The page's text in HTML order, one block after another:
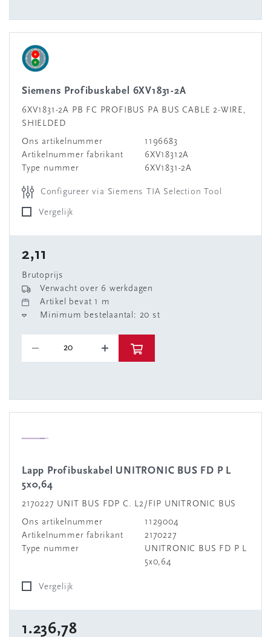
Siemens Profibuskabel 6XV1831-2A
6XV1831-2A PB FC PROFIBUS PA BUS CABLE 2-WIRE,
SHIELDED
Ons artikelnummer
1196683
Artikelnummer fabrikant
6XV18312A
Type nummer
6XV1831-2A
Configureer via Siemens TIA Selection Tool
Vergelijk
2,11
Brutoprijs
Verwacht over 6 werkdagen
Artikel bevat 1 m
Minimum bestelaantal: 20 st
Lapp Profibuskabel UNITRONIC BUS FD P L
5x0,64
2170227 UNIT BUS FDP C. L2/FIP UNITRONIC BUS
Ons artikelnummer
1129004
Artikelnummer fabrikant
2170227
Type nummer
UNITRONIC BUS FD P L
5x0,64
Vergelijk
1.236,78